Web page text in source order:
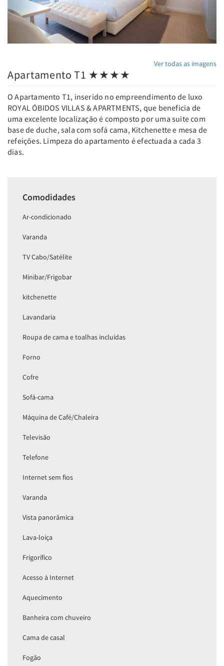
Ver todas as imagens
Apartamento T1 ★★★★
O Apartamento T1, inserido no empreendimento de luxo
ROYAL ÓBIDOS VILLAS & APARTMENTS, que beneficia de
uma excelente localização é composto por uma suite com
base de duche, sala com sofá cama, Kitchenette e mesa de
refeições. Limpeza do apartamento é efectuada a cada 3
dias.
Comodidades
Ar-condicionado
Varanda
TV Cabo/Satélite
Minibar/Frigobar
kitchenette
Lavandaria
Roupa de cama e toalhas incluídas
Forno
Cofre
Sofá-cama
Máquina de Café/Chaleira
Televisão
Telefone
Internet sem fios
Varanda
Vista panorâmica
Lava-loiça
Frigorífico
Acesso à Internet
Aquecimento
Banheira com chuveiro
Cama de casal
Fogão